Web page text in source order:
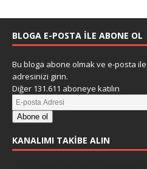
BLOGA E-POSTA ILE ABONE OL
Bu bloga abone olmak ve e-posta
adresinizi girin.
Diğer 131.611 aboneye katılın
Abone ol
KANALIMI TAKIBE ALIN